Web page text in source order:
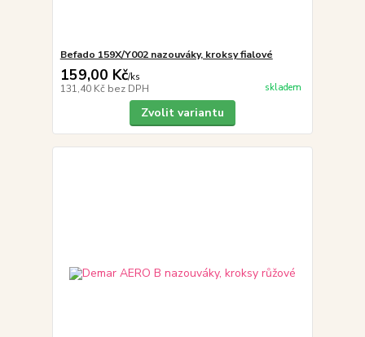
Befado 159X/Y002 nazouváky, kroksy fialové
159,00 Kč/ks
131,40 Kč bez DPH skladem
Zvolit variantu